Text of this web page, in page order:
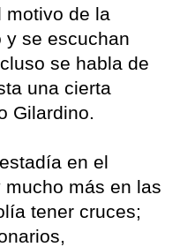
motivo de la
y se escuchan
se habla de
una cierta
Gilardino.
en el
más en las
tener cruces;